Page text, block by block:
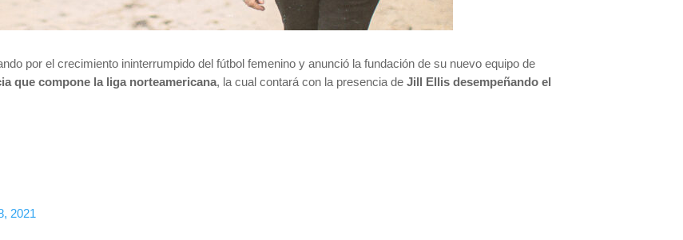
por el crecimiento ininterrumpido del fútbol femenino y anunció la fundación de su nuevo equipo de
que compone la liga norteamericana, la cual contará con la presencia de Jill Ellis desempeñando el
2021